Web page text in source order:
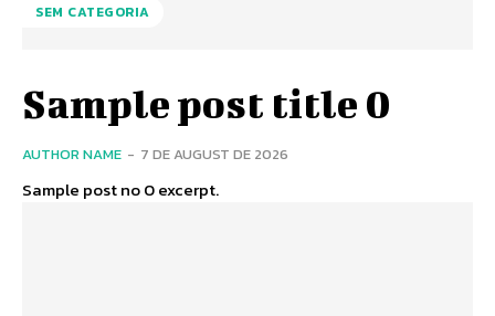
SEM CATEGORIA
Sample post title 0
AUTHOR NAME - 7 DE AUGUST DE 2026
Sample post no 0 excerpt.